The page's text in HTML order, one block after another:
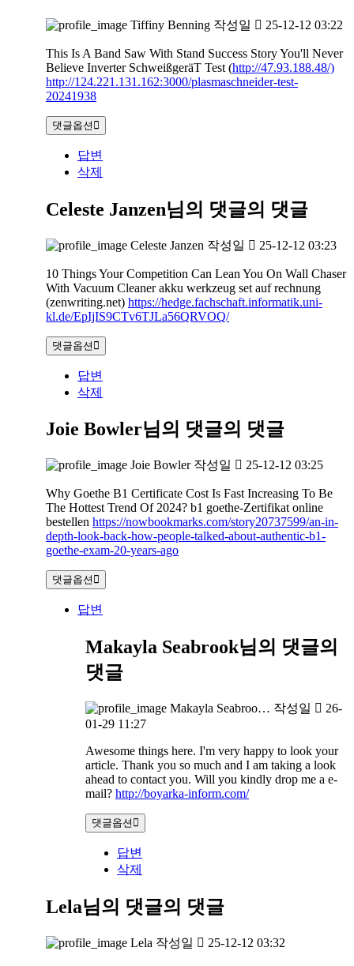
Tiffiny Benning 작성일 25-12-12 03:22
This Is A Band Saw With Stand Success Story You'll Never
Believe Inverter SchweißgeräT Test (http://47.93.188.48/)
http://124.221.131.162:3000/plasmaschneider-test-
20241938
댓글옵션
답변
삭제
Celeste Janzen님의 댓글의 댓글
Celeste Janzen 작성일 25-12-12 03:23
10 Things Your Competition Can Lean You On Wall Chaser
With Vacuum Cleaner akku werkzeug set auf rechnung
(zenwriting.net) https://hedge.fachschaft.informatik.uni-
kl.de/EpIjIS9CTv6TJLa56QRVOQ/
댓글옵션
답변
삭제
Joie Bowler님의 댓글의 댓글
Joie Bowler 작성일 25-12-12 03:25
Why Goethe B1 Certificate Cost Is Fast Increasing To Be
The Hottest Trend Of 2024? b1 goethe-Zertifikat online
bestellen https://nowbookmarks.com/story20737599/an-in-
depth-look-back-how-people-talked-about-authentic-b1-
goethe-exam-20-years-ago
댓글옵션
답변
Makayla Seabrook님의 댓글의
댓글
Makayla Seabroo… 작성일
26-
01-29 11:27
Awesome things here. I'm very happy to look your
article. Thank you so much and I am taking a look
ahead to contact you. Will you kindly drop me a e-
mail? http://boyarka-inform.com/
댓글옵션
답변
삭제
Lela님의 댓글의 댓글
Lela 작성일 25-12-12 03:32